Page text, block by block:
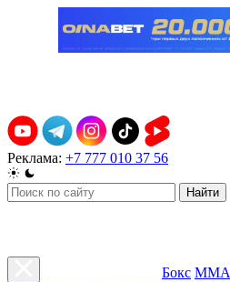
Реклама: +7 777 010 37 56
Найти
Бокс ММА